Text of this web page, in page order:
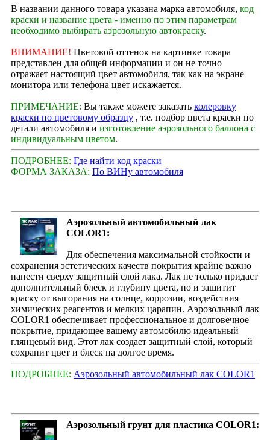
В названии данного товара указана марка автомобиля, код
краски и название цвета - именно по этим параметрам
необходимо выбирать аэрозольную автокраску.
ВНИМАНИЕ! Цветовой оттенок на картинке товара
представлен для общей информации и он не точно
отражает настоящий цвет автомобиля, так как на экране
монитора или телефона цвет искажается.
ПРИМЕЧАНИЕ: Вы также можете заказать колеровку
краски по цветовому образцу , т.е. подбор цвета краски по
детали автомобиля и изготовление аэрозольного баллона с
индивидуальным цветом.
ПОДРОБНЕЕ: Где найти код краски
ФОРМА ЗАКАЗА: По ВИНу автомобиля
Аэрозольный автомобильный лак
COLOR1:
Для обеспечения максимальной стойкости и
сохранения эстетических качеств покрытия крайне важно
нанести сверху защитный слой лака. Лак не только придаст
дополнительный блеск и глубину цвета, но и защитит
краску от выгорания на солнце, коррозии, воздействия
химических реагентов и мелких царапин. Аэрозольный лак
COLOR1 обеспечивает профессиональное и долговечное
покрытие, придающее вашему автомобилю идеальный
глянцевый вид. Этот лак создает защитный слой, который
сохранит цвет и блеск на долгое время.
ПОДРОБНЕЕ: Аэрозольный автомобильный лак COLOR1
Аэрозольный грунт для пластика COLOR1: